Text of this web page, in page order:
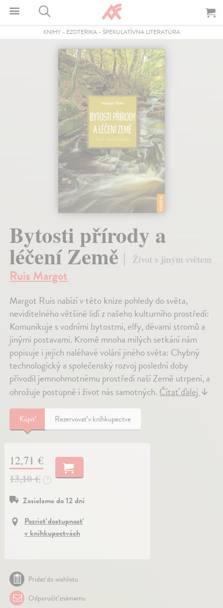
KNIHY- EZOTERIKA- ŠPEKULATÍVNA LITERATÚRA
Bytosti přírody a
léčení Země Život s jiným světem
Ruis Margot
Margot Ruis nabízí v této knize pohledy do světa,
neviditelného většině lidí z našeho kulturního prostředí:
Komunikuje s vodními bytostmi, elfy, dévami stromů a
jinými postavami. Kromě mnoha milých setkání nám
popisuje i jejich naléhavé volání jiného světa: Chybný
technologický a společenský rozvoj poslední doby
přivodil jemnohmotnému prostředí naší Země utrpení, a
ohrožuje postupně i život nás samotných. Čítať ďalej ↓
Kúpiť Rezervovať v kníhkupectve
12,71 €
13,10 €
?
Zasielame do 12 dní
Pozrieť dostupnosť
v kníhkupectvách
Pridať do wishlistu
Odporučiť známemu